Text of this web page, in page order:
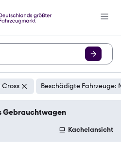
Beschädigte Fahrzeuge:
Gebrauchtwagen
Kachelansicht